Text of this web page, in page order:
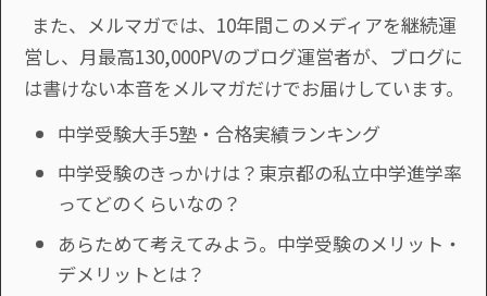
また、メルマガでは、10年間このメディアを継続運
営し、月最高130,000PVのブログ運営者が、ブログに
は書けない本音をメルマガだけでお届けしています。
中学受験大手5塾・合格実績ランキング
中学受験のきっかけは？東京都の私立中学進学率
ってどのくらいなの？
あらためて考えてみよう。中学受験のメリット・
デメリットとは？